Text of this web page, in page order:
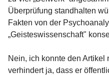
Überprüfung standhalten
Fakten von der
„Geisteswissenschaft"
Nein, ich konnte den Artikel
verhindert ja, dass er